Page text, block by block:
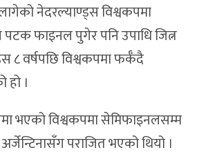
नेदरल्याण्ड्स विश्वकपमा
पटक फाइनल पुगेर पनि उपाधि जित्न
वर्षपछि विश्वकपमा फर्कँदै
।
भएको विश्वकपमा सेमिफाइनलसम्म
पराजित भएको थियो ।